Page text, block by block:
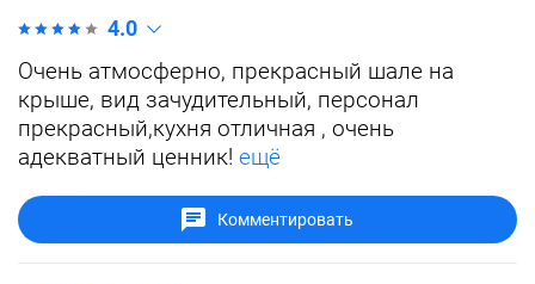
4.0
Очень атмосферно, прекрасный шале на
крыше, вид зачудительный, персонал
прекрасный,кухня отличная , очень
адекватный ценник! ещё
Комментировать